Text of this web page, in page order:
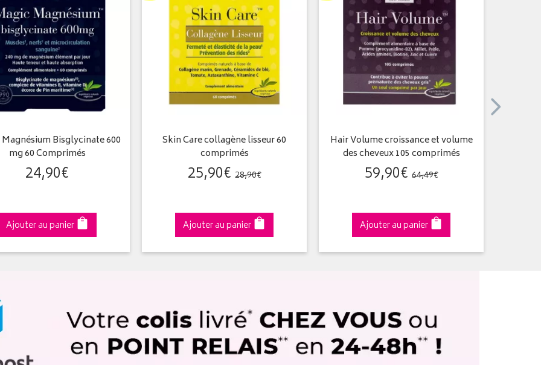
Bisglycinate 600
mg 60 Comprimés
24,90€
Ajouter au panier
Skin Care collagène lisseur 60
comprimés
25,90€ 28,90€
Ajouter au panier
Hair Volume croissance et volume
des cheveux 105 comprimés
59,90€ 64,49€
Ajouter au panier